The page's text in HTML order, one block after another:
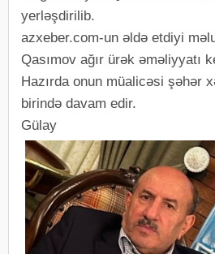
yerləşdirilib.
azxeber.com-un əldə etdiyi
Qasımov ağır ürək əməliyyatı
Hazırda onun müalicəsi şəhər
birində davam edir.
Gülay